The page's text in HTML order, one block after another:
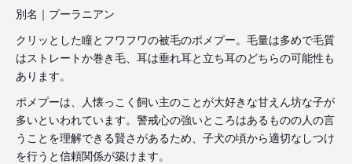
別名｜プーラニアン
クリッとした瞳とフワフワの被毛のポメプー。毛量は多めで毛質
はストレートか巻き毛、耳は垂れ耳と立ち耳のどちらの可能性も
あります。
ポメプーは、人懐っこく飼い主のことが大好きな甘えん坊な子が
多いといわれています。警戒心の強いところはあるものの人の言
うことを理解できる賢さがあるため、子犬の頃から適切なしつけ
を行うと信頼関係が築けます。